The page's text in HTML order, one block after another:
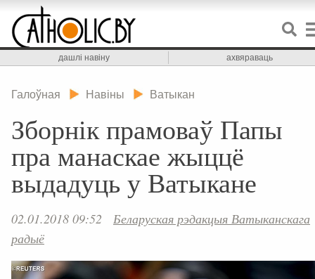
дашлі навіну ахвяраваць
Галоўная Навіны Ватыкан
Зборнік прамоваў Папы
пра манаскае жыццё
выдадуць у Ватыкане
02.01.2018 09:52
Беларуская рэдакцыя Ватыканскага
радыё